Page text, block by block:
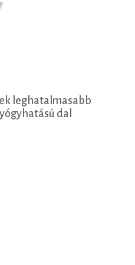
leghatalmasabb
dal